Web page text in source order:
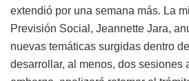
extendió por una semana más. La
Previsión Social, Jeannette Jara,
nuevas temáticas surgidas dentro
desarrollar, al menos, dos sesiones